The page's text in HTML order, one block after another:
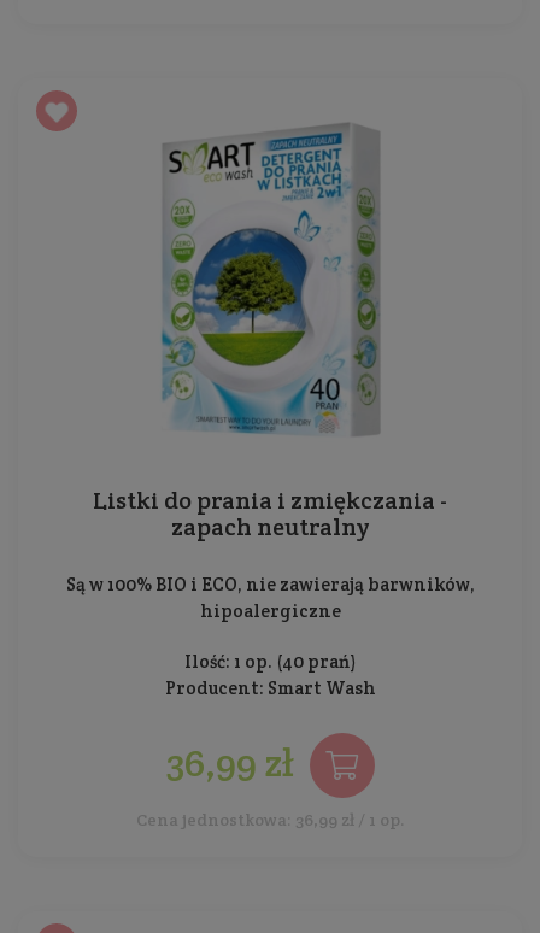
Listki do prania i zmiękczania -
zapach neutralny
Są w 100% BIO i ECO, nie zawierają barwników,
hipoalergiczne
Ilość: 1 op. (40 prań)
Producent: Smart Wash
36,99 zł
Cena jednostkowa: 36,99 zł / 1 op.